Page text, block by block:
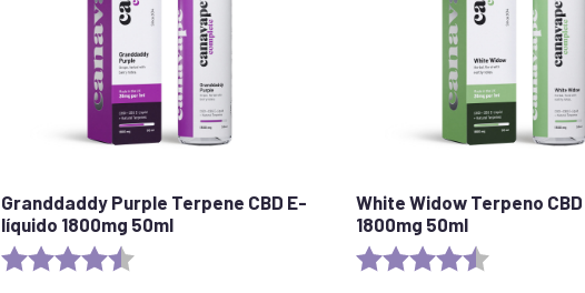
Granddaddy Purple Terpene CBD E-
líquido 1800mg 50ml
Valoración:
White Widow Terpeno
1800mg 50ml
Valoración: 4,7 de 5